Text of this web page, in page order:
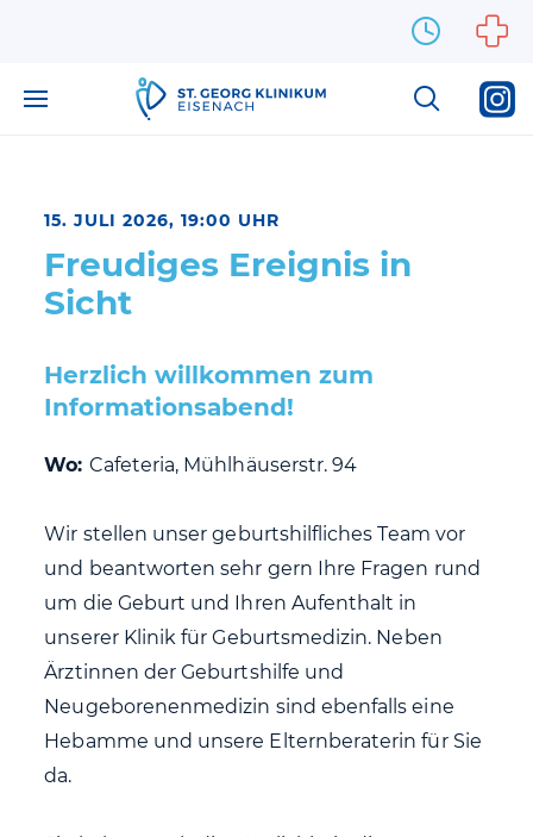
15. JULI 2026, 19:00 UHR
Freudiges Ereignis in
Sicht
Herzlich willkommen zum
Informationsabend!
Wo: Cafeteria, Mühlhäuserstr. 94
Wir stellen unser geburtshilfliches Team vor
und beantworten sehr gern Ihre Fragen rund
um die Geburt und Ihren Aufenthalt in
unserer Klinik für Geburtsmedizin. Neben
Ärztinnen der Geburtshilfe und
Neugeborenenmedizin sind ebenfalls eine
Hebamme und unsere Elternberaterin für Sie
da.